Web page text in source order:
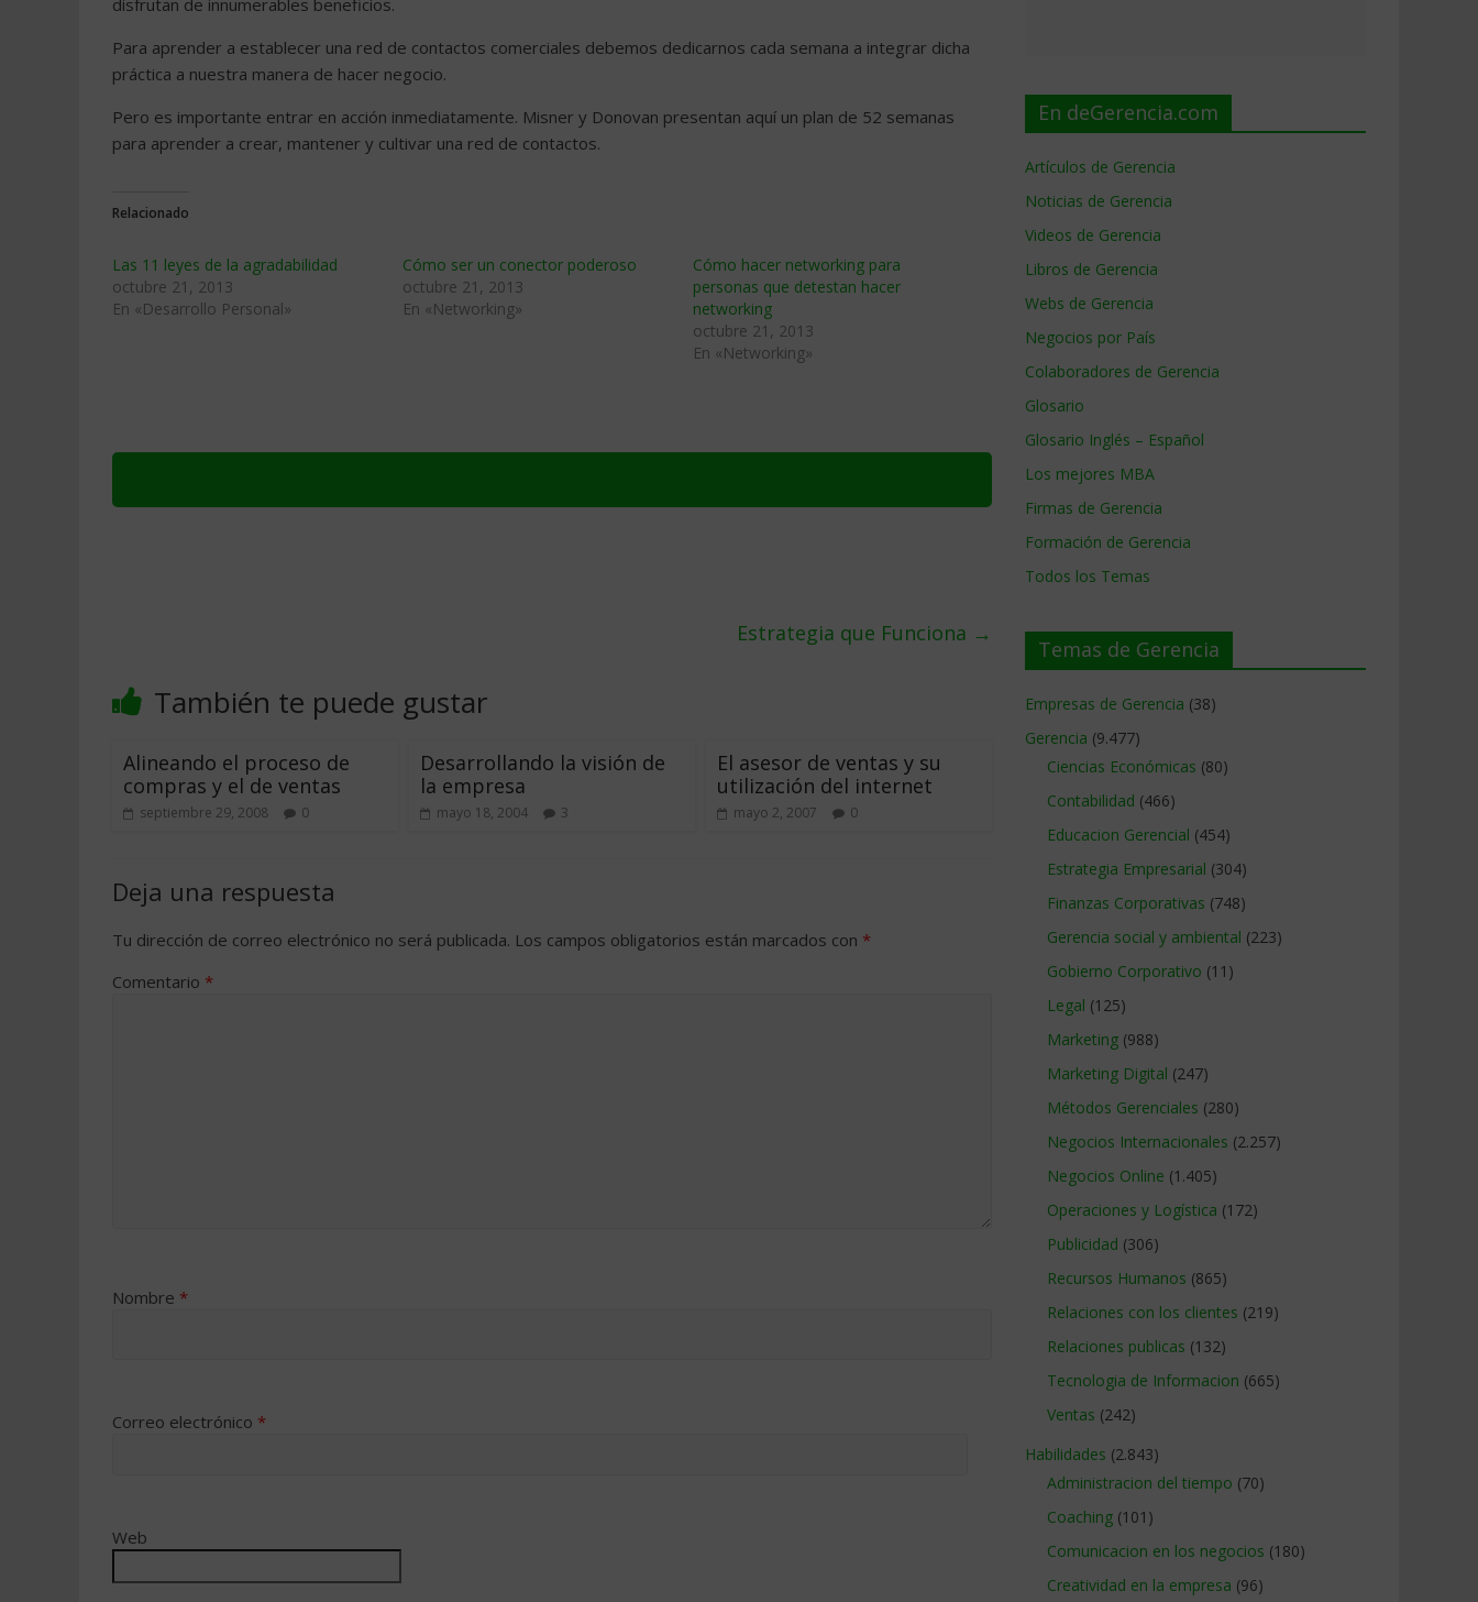
disfrutan de innumerables beneficios.
Para aprender a establecer una red de contactos comerciales debemos dedicarnos cada semana a integrar dicha
práctica a nuestra manera de hacer negocio.
Pero es importante entrar en acción inmediatamente. Misner y Donovan presentan aquí un plan de 52 semanas
para aprender a crear, mantener y cultivar una red de contactos.
Relacionado
Las 11 leyes de la agradabilidad
octubre 21, 2013
En «Desarrollo Personal»
Cómo ser un conector poderoso
octubre 21, 2013
En «Networking»
Cómo hacer networking para
personas que detestan hacer
networking
octubre 21, 2013
En «Networking»
Estrategia que Funciona →
También te puede gustar
Alineando el proceso de
compras y el de ventas
septiembre 29, 2008 0
Desarrollando la visión de
la empresa
mayo 18, 2004 3
El asesor de ventas y su
utilización del internet
mayo 2, 2007 0
Deja una respuesta
Tu dirección de correo electrónico no será publicada. Los campos obligatorios están marcados con *
Comentario *
Nombre *
Correo electrónico *
Web
En deGerencia.com
Artículos de Gerencia
Noticias de Gerencia
Videos de Gerencia
Libros de Gerencia
Webs de Gerencia
Negocios por País
Colaboradores de Gerencia
Glosario
Glosario Inglés – Español
Los mejores MBA
Firmas de Gerencia
Formación de Gerencia
Todos los Temas
Temas de Gerencia
Empresas de Gerencia (38)
Gerencia (9.477)
Ciencias Económicas (80)
Contabilidad (466)
Educacion Gerencial (454)
Estrategia Empresarial (304)
Finanzas Corporativas (748)
Gerencia social y ambiental (223)
Gobierno Corporativo (11)
Legal (125)
Marketing (988)
Marketing Digital (247)
Métodos Gerenciales (280)
Negocios Internacionales (2.257)
Negocios Online (1.405)
Operaciones y Logística (172)
Publicidad (306)
Recursos Humanos (865)
Relaciones con los clientes (219)
Relaciones publicas (132)
Tecnologia de Informacion (665)
Ventas (242)
Habilidades (2.843)
Administracion del tiempo (70)
Coaching (101)
Comunicacion en los negocios (180)
Creatividad en la empresa (96)